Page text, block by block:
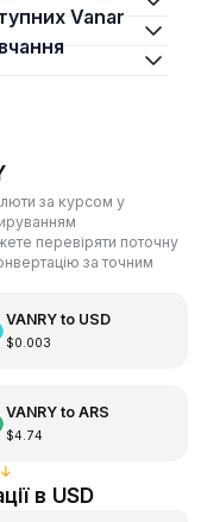
за курсом у
перевіряти поточну
за точним
VANRYto USD
$0.003
VANRYto ARS
$4.74
↓
в USD